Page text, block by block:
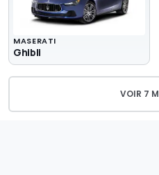
MASERATI
Ghibli
VOIR 7